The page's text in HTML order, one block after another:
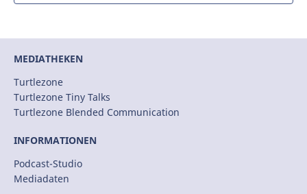
MEDIATHEKEN
Turtlezone
Turtlezone Tiny Talks
Turtlezone Blended Communication
INFORMATIONEN
Podcast-Studio
Mediadaten